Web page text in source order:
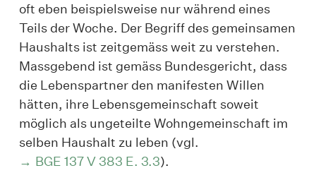
oft eben beispielsweise nur während eines
Teils der Woche. Der Begriff des gemeinsamen
Haushalts ist zeitgemäss weit zu verstehen.
Massgebend ist gemäss Bundesgericht, dass
die Lebenspartner den manifesten Willen
hätten, ihre Lebensgemeinschaft soweit
möglich als ungeteilte Wohngemeinschaft im
selben Haushalt zu leben (vgl.
BGE 137 V 383 E. 3.3).